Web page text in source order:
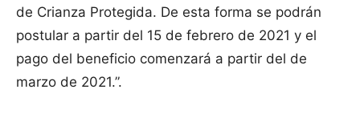
de Crianza Protegida. De esta forma se podrán
postular a partir del 15 de febrero de 2021 y el
pago del beneficio comenzará a partir del de
marzo de 2021.”.